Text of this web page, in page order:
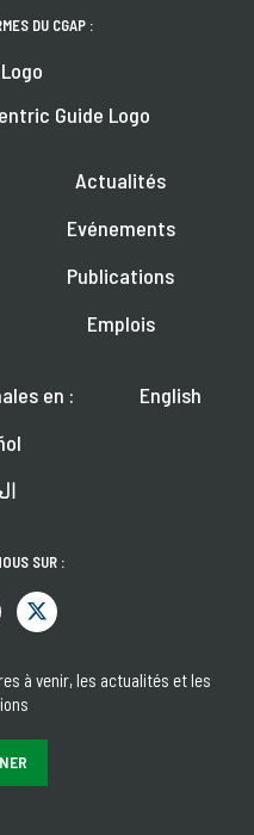
DU CGAP :
Actualités
Evénements
Publications
Emplois
en :
English
SUR :
à venir, les actualités et les